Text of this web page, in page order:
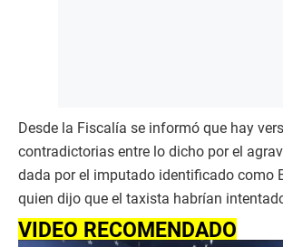
Desde la Fiscalía se informó que hay
contradictorias entre lo dicho por el
dada por el imputado identificado como
quien dijo que el taxista habrían
VIDEO RECOMENDADO